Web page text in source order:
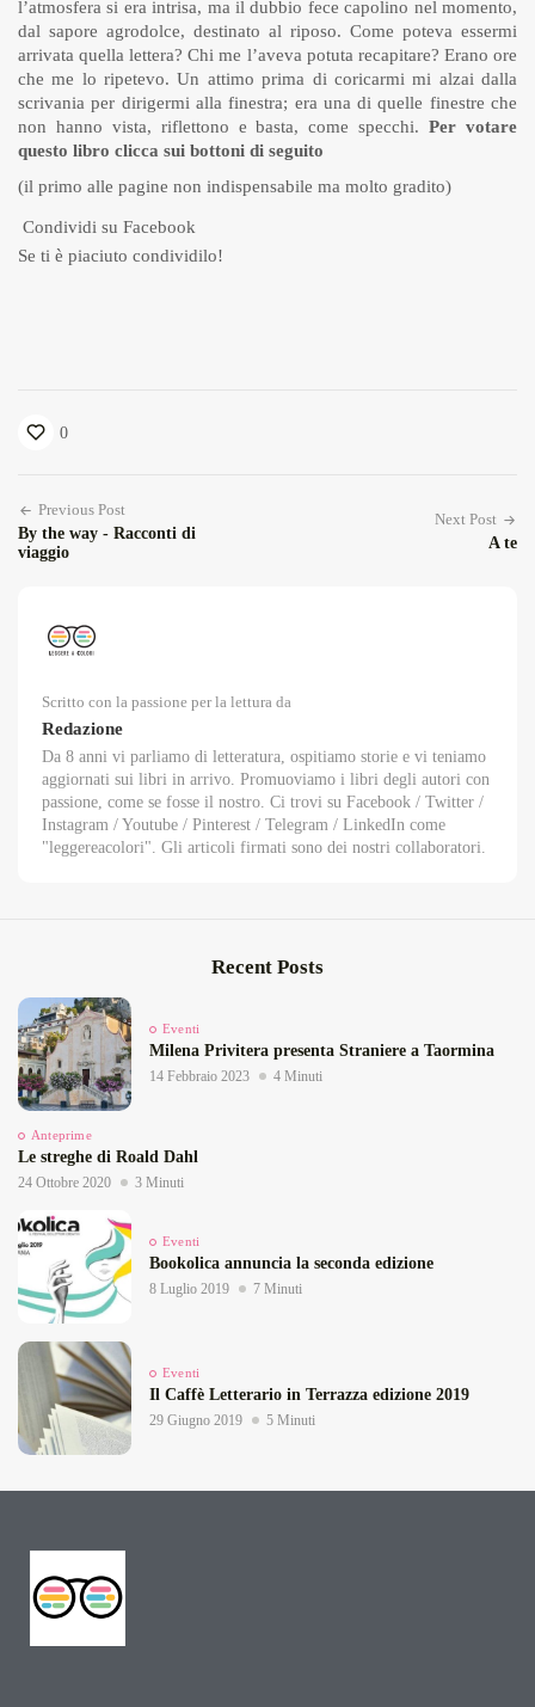
l’atmosfera si era intrisa, ma il dubbio fece capolino nel momento,
dal sapore agrodolce, destinato al riposo. Come poteva essermi
arrivata quella lettera? Chi me l’aveva potuta recapitare? Erano ore
che me lo ripetevo. Un attimo prima di coricarmi mi alzai dalla
scrivania per dirigermi alla finestra; era una di quelle finestre che
non hanno vista, riflettono e basta, come specchi.Per votare
questo libro clicca sui bottoni di seguito
(il primo alle pagine non indispensabile ma molto gradito)
Condividi su Facebook
Se ti è piaciuto condividilo!
0
Previous Post
By the way - Racconti di
viaggio
Next Post
A te
Scritto con la passione per la lettura da
Redazione
Da 8 anni vi parliamo di letteratura, ospitiamo storie e vi teniamo
aggiornati sui libri in arrivo. Promuoviamo i libri degli autori con
passione, come se fosse il nostro. Ci trovi su Facebook / Twitter /
Instagram / Youtube / Pinterest / Telegram / LinkedIn come
"leggereacolori". Gli articoli firmati sono dei nostri collaboratori.
Recent Posts
Eventi
Milena Privitera presenta Straniere a Taormina
14 Febbraio 2023 4 Minuti
Anteprime
Le streghe di Roald Dahl
24 Ottobre 2020 3 Minuti
Eventi
Bookolica annuncia la seconda edizione
8 Luglio 2019 7 Minuti
Eventi
Il Caffè Letterario in Terrazza edizione 2019
29 Giugno 2019 5 Minuti